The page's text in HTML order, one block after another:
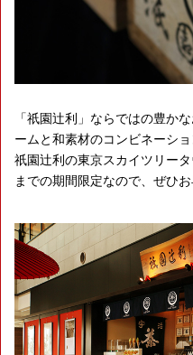
「祇園辻利」ならではの豊か
ームと和素材のコンビネーシ
祇園辻利の東京スカイツリー
までの期間限定なので、ぜひお